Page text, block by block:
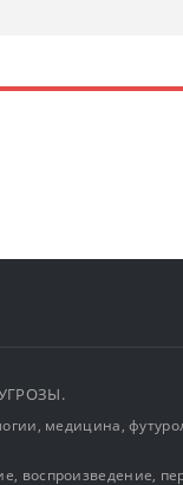
медицина,
воспроизведение,